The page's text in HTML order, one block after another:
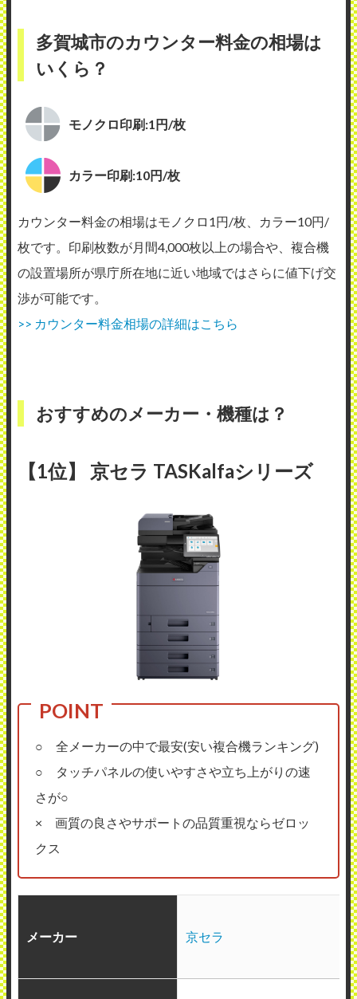
多賀城市のカウンター料金の相場は
いくら？
モノクロ印刷:1円/枚
カラー印刷:10円/枚
カウンター料金の相場はモノクロ1円/枚、カラー10円/
枚です。印刷枚数が月間4,000枚以上の場合や、複合機
の設置場所が県庁所在地に近い地域ではさらに値下げ交
渉が可能です。
>> カウンター料金相場の詳細はこちら
おすすめのメーカー・機種は？
【1位】 京セラ TASKalfaシリーズ
○ 全メーカーの中で最安(安い複合機ランキング)
○ タッチパネルの使いやすさや立ち上がりの速
さが○
× 画質の良さやサポートの品質重視ならゼロッ
クス
メーカー 京セラ